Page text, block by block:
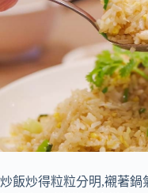
炒飯炒得粒粒分明,襯著鍋